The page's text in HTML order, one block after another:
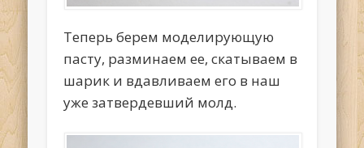
Теперь берем моделирующую
пасту, разминаем ее, скатываем в
шарик и вдавливаем его в наш
уже затвердевший молд.